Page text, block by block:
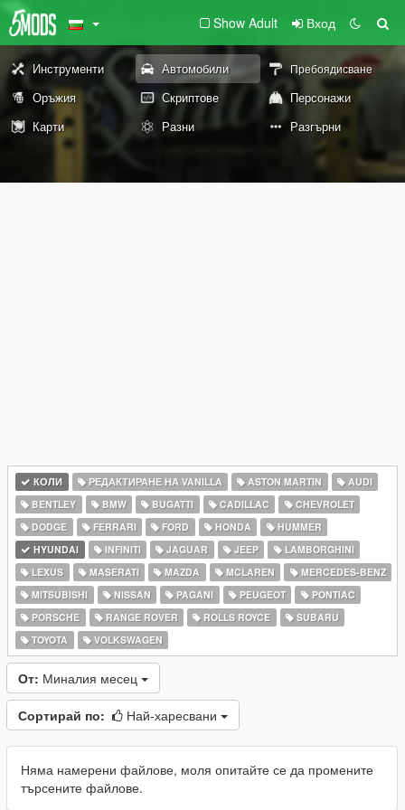
Show Adult Вход
Инструменти Автомобили Пребоядисване
Оръжия Скриптове
Персонажи
Карти
Разни Разгърни
КОЛИ РЕДАКТИРАНЕ НА VANILLA ASTON MARTIN
AUDI
BENTLEY
BMW BUGATTI CADILLAC
CHEVROLET
DODGE
FERRARI FORD HONDA
HUMMER
HYUNDAI
INFINITI JAGUAR JEEP
LAMBORGHINI
LEXUS
MASERATI MAZDA MCLAREN
MERCEDES-BENZ
MITSUBISHI
NISSAN PAGANI PEUGEOT
PONTIAC
PORSCHE
RANGE ROVER ROLLS ROYCE
SUBARU
TOYOTA
VOLKSWAGEN
От: Миналия месец
Сортирай по: Най-харесвани
Няма намерени файлове, моля опитайте се да промените
търсените файлове.